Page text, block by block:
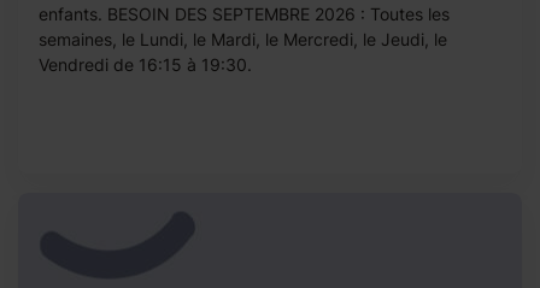
enfants. BESOIN DES SEPTEMBRE 2026 : Toutes les
semaines, le Lundi, le Mardi, le Mercredi, le Jeudi, le
Vendredi de 16:15 à 19:30.